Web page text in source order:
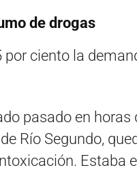
de drogas
por ciento la
pasado en
Río Segundo,
Estaba